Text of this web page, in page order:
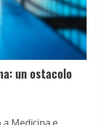
un ostacolo